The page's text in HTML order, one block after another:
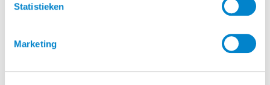
Statistieken
Marketing
Merk
Harry's Horse